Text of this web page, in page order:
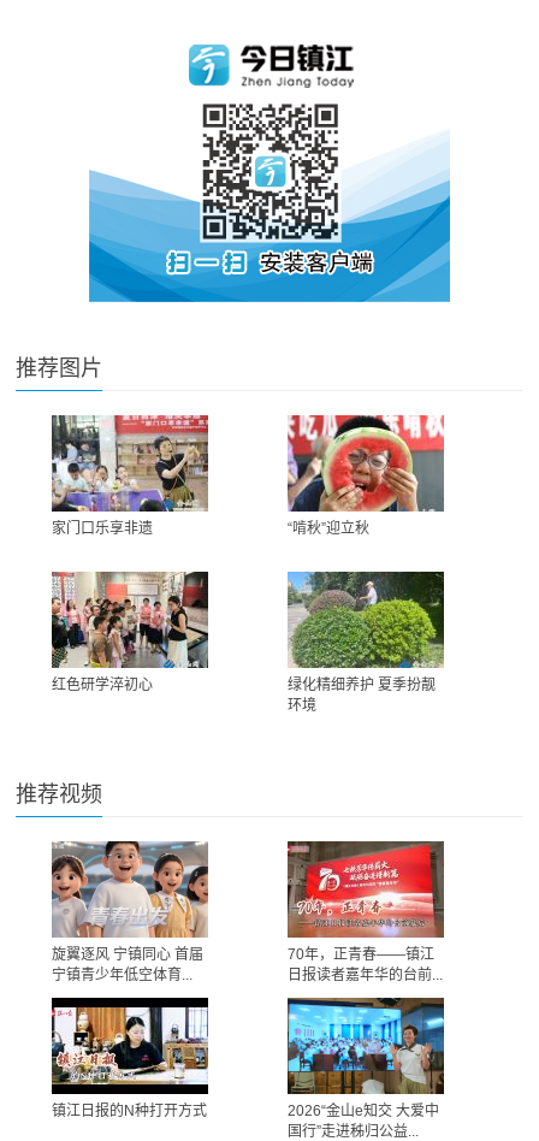
推荐图片
家门口乐享非遗 “啃秋”迎立秋
红色研学淬初心
绿化精细养护 夏季扮靓
环境
推荐视频
旋翼逐风 宁镇同心 首届
宁镇青少年低空体育...
70年，正青春——镇江
日报读者嘉年华的台前...
镇江日报的N种打开方式
2026“金山e知交 大爱中
国行”走进秭归公益...